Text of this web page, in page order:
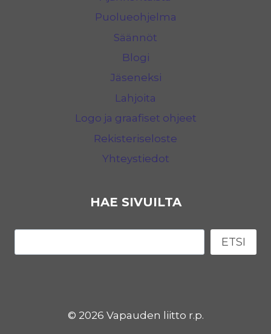
Puolueohjelma
Säännöt
Blogi
Jäseneksi
Lahjoita
Logo ja graafiset ohjeet
Rekisteriseloste
Yhteystiedot
HAE SIVUILTA
ETSI
© 2026 Vapauden liitto r.p.